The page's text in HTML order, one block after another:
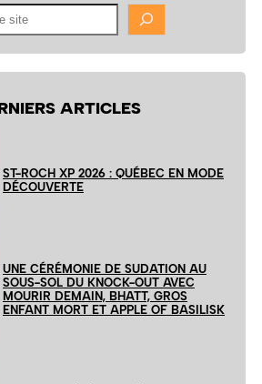
ARTICLES
ST-ROCH XP 2026 : QUÉBEC EN MODE
DÉCOUVERTE
UNE CÉRÉMONIE DE SUDATION AU
SOUS-SOL DU KNOCK-OUT AVEC
MOURIR DEMAIN, BHATT, GROS
ENFANT MORT ET APPLE OF BASILISK